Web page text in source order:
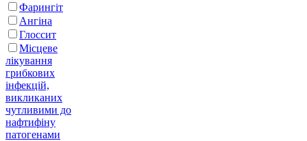
Фарингіт
Ангіна
Глоссит
Місцеве
лікування
грибкових
інфекцій,
викликаних
чутливими до
нафтифіну
патогенами